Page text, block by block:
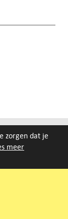
zorgen dat je
meer